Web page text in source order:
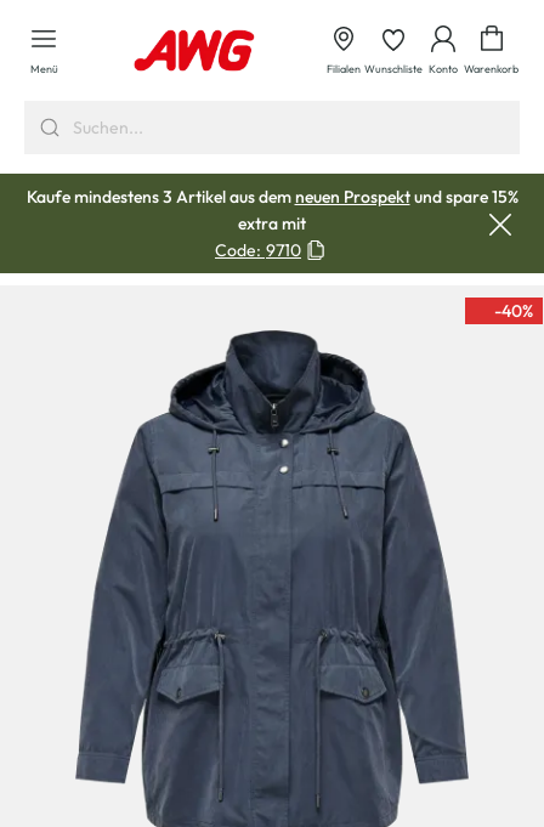
springen
Menü Filialen Wunschliste Konto Warenkorb
Kaufe mindestens 3 Artikel aus demneuen Prospektund spare 15%
extra mit
Code: 9710
-40%